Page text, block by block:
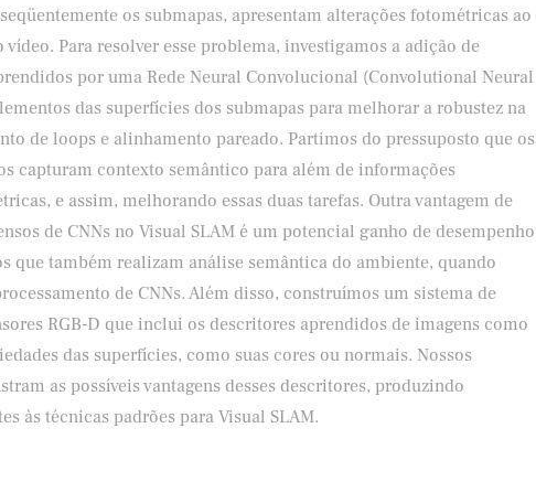
os submapas, apresentam alterações fotométricas ao
Para resolver esse problema, investigamos a adição de
por uma Rede Neural Convolucional (Convolutional Neural
das superfícies dos submapas para melhorar a robustez na
de loops e alinhamento pareado. Partimos do pressuposto que os
capturam contexto semântico para além de informações
e assim, melhorando essas duas tarefas. Outra vantagem de
de CNNs no Visual SLAM é um potencial ganho de desempenho
que também realizam análise semântica do ambiente, quando
de CNNs. Além disso, construímos um sistema de
RGB-D que inclui os descritores aprendidos de imagens como
das superfícies, como suas cores ou normais. Nossos
as possíveis vantagens desses descritores, produzindo
às técnicas padrões para Visual SLAM.